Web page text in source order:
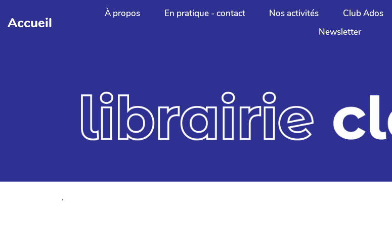
Aller au contenu principal
Accueil
À propos En pratique - contact Nos activités Club Ados
Newsletter
,